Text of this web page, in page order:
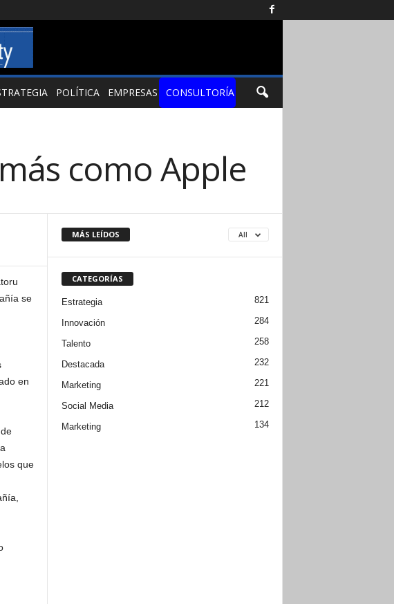
POLÍTICA EMPRESAS CONSULTORÍA
como Apple
se
en
que
MÁS LEÍDOS All
CATEGORÍAS
Estrategia 821
Innovación 284
Talento 258
Destacada 232
Marketing 221
Social Media 212
Marketing 134